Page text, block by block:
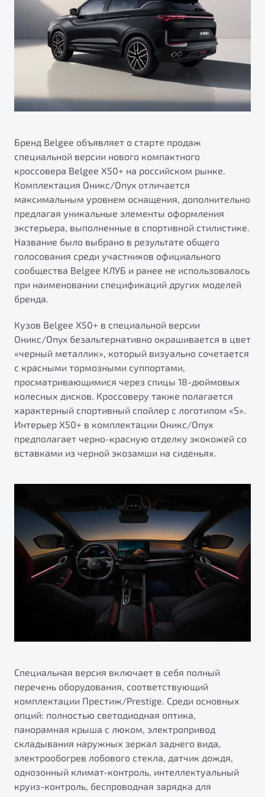
Яркий кроссовер
от 2 219 990 ₽*
Обзор В наличии
Элегантный и практичный седан
от 1 699 990 ₽*
Обзор
X70
Обзор В наличии
Автокредит
Трейд-ин
Страхование
Узнайте о специальных выгодах при покупке
автомобиля Belgee
Подробно
Автомобили в наличии
Тест-драйв
Автокредит
Спецпредложения
ПОДДЕРЖКА
Гарантия Belgee
Belgee Линк
Belgee Плюс
Клиентская поддержка
Помощь на дорогах
Будьте еще более уверены на дорогах с программой
"Помощь на дорогах"
Преимущества программы
Запись на сервис
Калькулятор ТО
О дилерском центре
Правовая информация
Бренд Belgee объявляет о старте продаж
специальной версии нового компактного
кроссовера Belgee X50+ на российском рынке.
Комплектация Оникс/Onyx отличается
максимальным уровнем оснащения, дополнительно
предлагая уникальные элементы оформления
экстерьера, выполненные в спортивной стилистике.
Название было выбрано в результате общего
голосования среди участников официального
сообщества Belgee КЛУБ и ранее не использовалось
при наименовании спецификаций других моделей
бренда.
Кузов Belgee X50+ в специальной версии
Оникс/Onyx безальтернативно окрашивается в цвет
«черный металлик», который визуально сочетается
с красными тормозными суппортами,
просматривающимися через спицы 18-дюймовых
колесных дисков. Кроссоверу также полагается
характерный спортивный спойлер с логотипом «S».
Интерьер Х50+ в комплектации Оникс/Onyx
предполагает черно-красную отделку экокожей со
вставками из черной экозамши на сиденьях.
Специальная версия включает в себя полный
перечень оборудования, соответствующий
комплектации Престиж/Prestige. Среди основных
опций: полностью светодиодная оптика,
панорамная крыша с люком, электропривод
складывания наружных зеркал заднего вида,
электрообогрев лобового стекла, датчик дождя,
однозонный климат-контроль, интеллектуальный
круиз-контроль, беспроводная зарядка для